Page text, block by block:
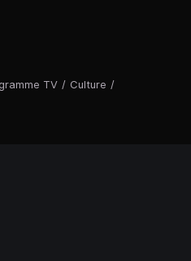
TV / Culture /